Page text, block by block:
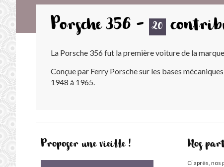
Porsche 356 - 20
La Porsche 356 fut la première voiture de la
Conçue par Ferry Porsche sur les bases
1948 à 1965.
Proposer une vieille ! Nos
Ci après, nos